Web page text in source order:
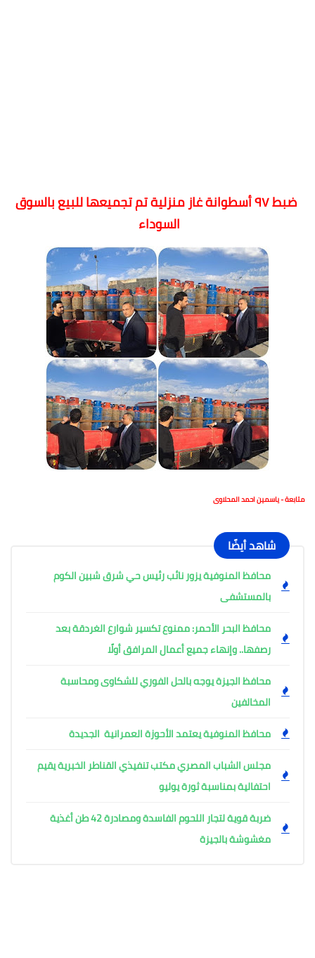
ضبط ٩٧ أسطوانة غاز منزلية تم تجميعها للبيع بالسوق
السوداء
متابعة - ياسمين احمد المحلاوى
شاهد أيضًا
محافظ المنوفية يزور نائب رئيس حي شرق شبين الكوم
بالمستشفى
محافظ البحر الأحمر: ممنوع تكسير شوارع الغردقة بعد
رصفها.. وإنهاء جميع أعمال المرافق أولًا
محافظ الجيزة يوجه بالحل الفوري للشكاوى ومحاسبة
المخالفين
محافظ المنوفية يعتمد الأحوزة العمرانية الجديدة
مجلس الشباب المصري مكتب تنفيذي القناطر الخبرية يقيم
احتفالية بمناسبة ثورة يوليو
ضربة قوية لتجار اللحوم الفاسدة ومصادرة 42 طن أغذية
مغشوشة بالجيزة